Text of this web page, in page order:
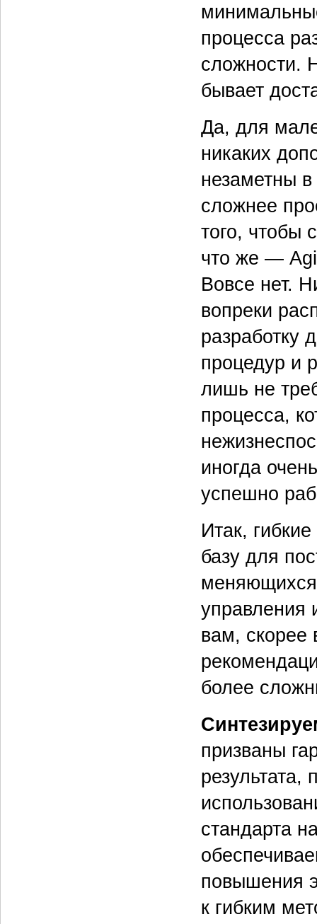
процесса
сложности.
бывает
Да, для
никаких
незаметны
сложнее
того, чтобы
что же —
Вовсе нет.
вопреки
разработку
процедур и
лишь не
процесса,
иногда
успешно
Итак,
базу для
управления
вам, скорее
более
призваны
результата,
стандарта
повышения
к гибким